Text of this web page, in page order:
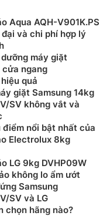
Aqua AQH-V901K.PS
và chi phí hợp lý
máy giặt
cửa ngang
quả
giặt Samsung 14kg
SV không vắt và
nổi bật nhất của
Electrolux 8kg
LG 9kg DVHP09W
không lo ẩm ướt
Samsung
SV và LG
chọn hãng nào?